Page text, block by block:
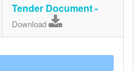
Tender Document -
Download